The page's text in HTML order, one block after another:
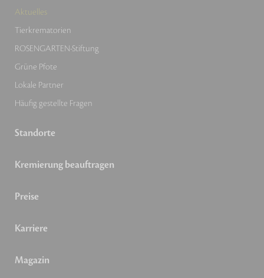
Aktuelles
Tierkrematorien
ROSENGARTEN-Stiftung
Grüne Pfote
Lokale Partner
Häufig gestellte Fragen
Standorte
Kremierung beauftragen
Preise
Karriere
Magazin